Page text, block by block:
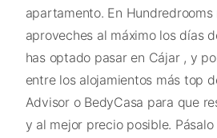
apartamento. En
aproveches al máximo los días
has optado pasar en Cájar , y
entre los alojamientos más top
Advisor o BedyCasa para que
y al mejor precio posible.